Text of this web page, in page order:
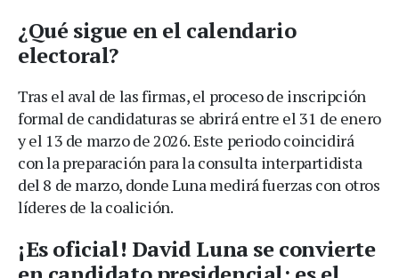
¿Qué sigue en el calendario
electoral?
Tras el aval de las firmas, el proceso de inscripción
formal de candidaturas se abrirá entre el 31 de enero
y el 13 de marzo de 2026. Este periodo coincidirá
con la preparación para la consulta interpartidista
del 8 de marzo, donde Luna medirá fuerzas con otros
líderes de la coalición.
¡Es oficial! David Luna se convierte